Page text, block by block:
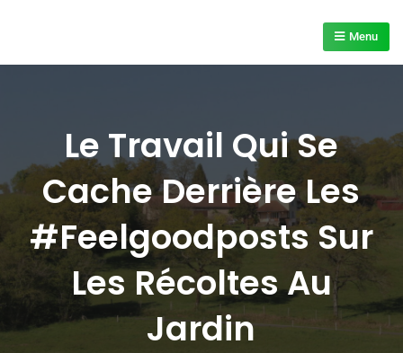
Menu
Le Travail Qui Se
Cache Derrière Les
#Feelgoodposts Sur
Les Récoltes Au
Jardin